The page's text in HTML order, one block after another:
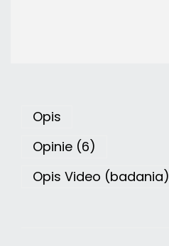
Opis
Opinie (6)
Opis Video (badania)